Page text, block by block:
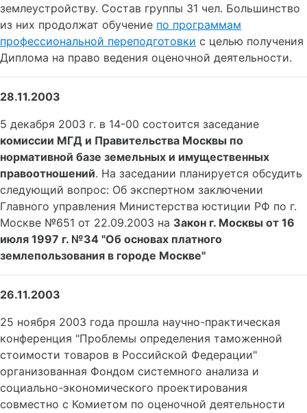
землеустройству. Состав группы 31 чел. Большинство
из них продолжат обучение по программам
профессиональной переподготовки с целью получения
Диплома на право ведения оценочной деятельности.
28.11.2003
5 декабря 2003 г. в 14-00 состоится заседание
комиссии МГД и Правительства Москвы по
нормативной базе земельных и имущественных
правоотношений. На заседании планируется обсудить
следующий вопрос: Об экспертном заключении
Главного управления Министерства юстиции РФ по г.
Москве №651 от 22.09.2003 на Закон г. Москвы от 16
июля 1997 г. №34 "Об основах платного
землепользования в городе Москве"
26.11.2003
25 ноября 2003 года прошла научно-практическая
конференция "Проблемы определения таможенной
стоимости товаров в Российской Федерации"
организованная Фондом системного анализа и
социально-экономического проектирования
совместно с Комиетом по оценочной деятельности